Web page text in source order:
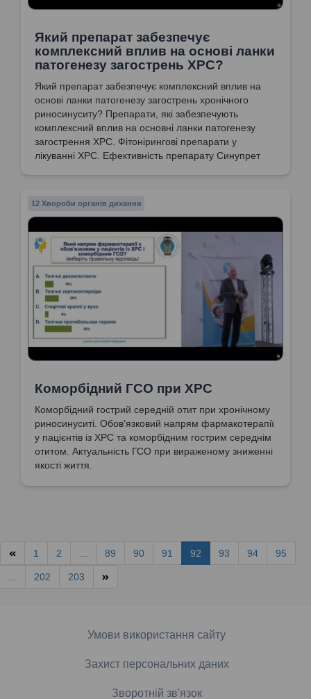
Який препарат забезпечує
комплексний вплив на основі ланки
патогенезу загострень ХРС?
Який препарат забезпечує комплексний вплив на
основі ланки патогенезу загострень хронічного
риносинуситу? Препарати, які забезпечують
комплексний вплив на основні ланки патогенезу
загострення ХРС. Фітонірингові препарати у
лікуванні ХРС. Ефективність препарату Синупрет
12 Хвороби органів дихання
Коморбідний ГСО при ХРС
Коморбідний гострий середній отит при хронічному
риносинуситі. Обов'язковий напрям фармакотерапії
у пацієнтів із ХРС та коморбідним гострим середнім
отитом. Актуальність ГСО при вираженому зниженні
якості життя.
1 2 89 90 91 92 93 94 95
202 203
Умови використання сайту
Захист персональних даних
Зворотній зв'язок